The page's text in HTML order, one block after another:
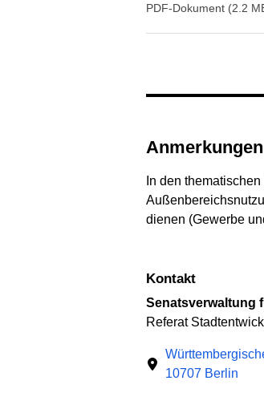
PDF-Dokument (2.2
Anmerkungen
In den
dienen (Gewerbe
Kontakt
Senatsverwaltung
Referat
10707 Berlin